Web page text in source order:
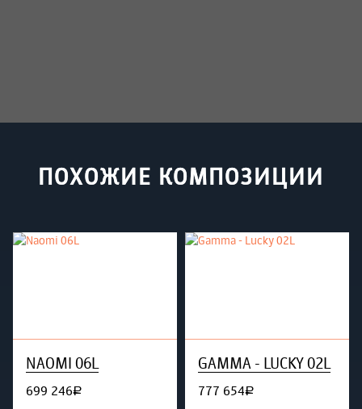
ПОХОЖИЕ КОМПОЗИЦИИ
NAOMI 06L
699 246руб.
GAMMA - LUCKY 02L
777 654руб.